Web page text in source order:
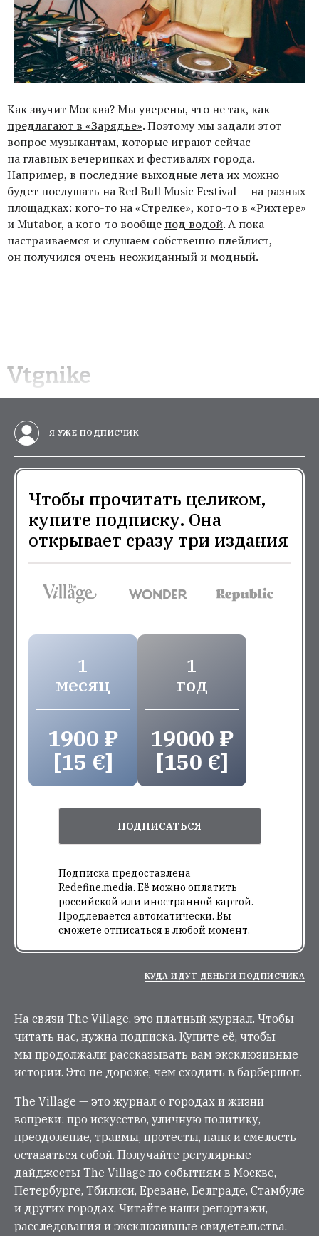
Как звучит Москва? Мы уверены, что не так, как
предлагают в «Зарядье». Поэтому мы задали этот
вопрос музыкантам, которые играют сейчас
на главных вечеринках и фестивалях города.
Например, в последние выходные лета их можно
будет послушать на Red Bull Music Festival — на разных
площадках: кого-то на «Стрелке», кого-то в «Рихтере»
и Mutabor, а кого-то вообще под водой. А пока
настраиваемся и слушаем собственно плейлист,
он получился очень неожиданный и модный.
Vtgnike
Я УЖЕ ПОДПИСЧИК
Чтобы прочитать целиком,
купите подписку. Она
открывает сразу три издания
1
месяц
1900 ₽
[15 €]
1
год
19000 ₽
[150 €]
ПОДПИСАТЬСЯ
Подписка предоставлена
Redefine.media. Её можно оплатить
российской или иностранной картой.
Продлевается автоматически. Вы
сможете отписаться в любой момент.
КУДА ИДУТ ДЕНЬГИ ПОДПИСЧИКА
На связи The Village, это платный журнал. Чтобы
читать нас, нужна подписка. Купите её, чтобы
мы продолжали рассказывать вам эксклюзивные
истории. Это не дороже, чем сходить в барбершоп.
The Village — это журнал о городах и жизни
вопреки: про искусство, уличную политику,
преодоление, травмы, протесты, панк и смелость
оставаться собой. Получайте регулярные
дайджесты The Village по событиям в Москве,
Петербурге, Тбилиси, Ереване, Белграде, Стамбуле
и других городах. Читайте наши репортажи,
расследования и эксклюзивные свидетельства.